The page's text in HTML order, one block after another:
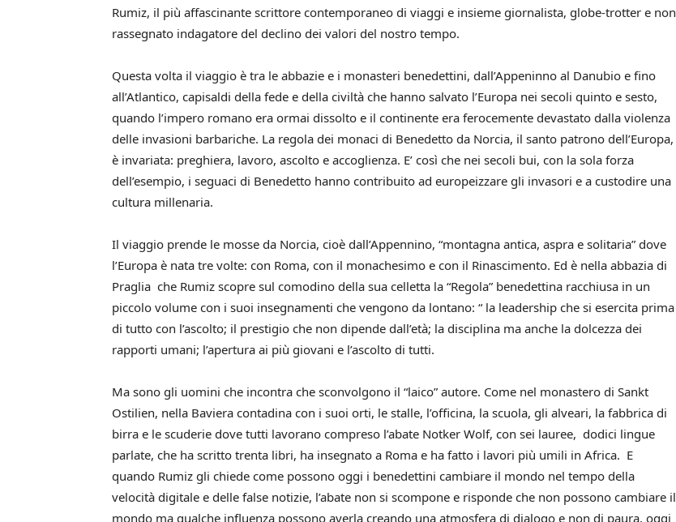
Rumiz, il più affascinante scrittore contemporaneo di viaggi e insieme giornalista, globe-trotter e non
rassegnato indagatore del declino dei valori del nostro tempo.
Questa volta il viaggio è tra le abbazie e i monasteri benedettini, dall’Appeninno al Danubio e fino
all’Atlantico, capisaldi della fede e della civiltà che hanno salvato l’Europa nei secoli quinto e sesto,
quando l’impero romano era ormai dissolto e il continente era ferocemente devastato dalla violenza
delle invasioni barbariche. La regola dei monaci di Benedetto da Norcia, il santo patrono dell’Europa,
è invariata: preghiera, lavoro, ascolto e accoglienza. E’ così che nei secoli bui, con la sola forza
dell’esempio, i seguaci di Benedetto hanno contribuito ad europeizzare gli invasori e a custodire una
cultura millenaria.
Il viaggio prende le mosse da Norcia, cioè dall’Appennino, “montagna antica, aspra e solitaria” dove
l’Europa è nata tre volte: con Roma, con il monachesimo e con il Rinascimento. Ed è nella abbazia di
Praglia che Rumiz scopre sul comodino della sua celletta la “Regola” benedettina racchiusa in un
piccolo volume con i suoi insegnamenti che vengono da lontano: “ la leadership che si esercita prima
di tutto con l’ascolto; il prestigio che non dipende dall’età; la disciplina ma anche la dolcezza dei
rapporti umani; l’apertura ai più giovani e l’ascolto di tutti.
Ma sono gli uomini che incontra che sconvolgono il “laico” autore. Come nel monastero di Sankt
Ostilien, nella Baviera contadina con i suoi orti, le stalle, l’officina, la scuola, gli alveari, la fabbrica di
birra e le scuderie dove tutti lavorano compreso l’abate Notker Wolf, con sei lauree, dodici lingue
parlate, che ha scritto trenta libri, ha insegnato a Roma e ha fatto i lavori più umili in Africa. E
quando Rumiz gli chiede come possono oggi i benedettini cambiare il mondo nel tempo della
velocità digitale e delle false notizie, l’abate non si scompone e risponde che non possono cambiare il
mondo ma qualche influenza possono averla creando una atmosfera di dialogo e non di paura, oggi